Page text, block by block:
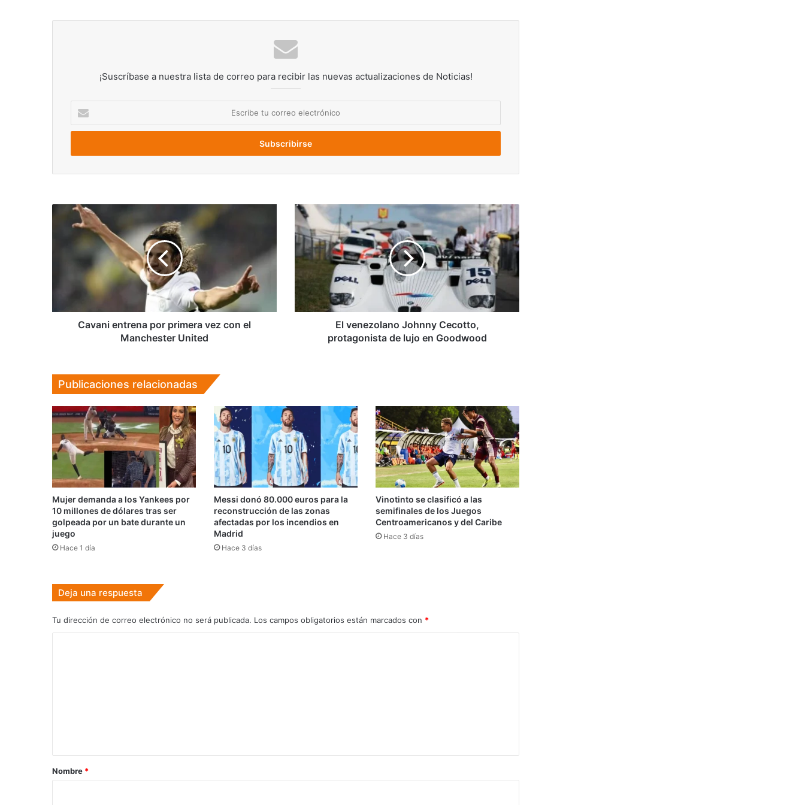
¡Suscríbase a nuestra lista de correo para recibir las nuevas actualizaciones de Noticias!
correo
Cavani
entrena
United
Cavani entrena por primera vez con el
Manchester United
El
venezolano
Johnny
Cecotto,
protagonista
Goodwood
El venezolano Johnny Cecotto,
protagonista de lujo en Goodwood
Publicaciones relacionadas
Mujer demanda a los Yankees por
10 millones de dólares tras ser
golpeada por un bate durante un
juego
Hace 1 día
Messi donó 80.000 euros para la
reconstrucción de las zonas
afectadas por los incendios en
Madrid
Hace 3 días
Vinotinto se clasificó a las
semifinales de los Juegos
Centroamericanos y del Caribe
Hace 3 días
Deja una respuesta
Tu dirección de correo electrónico no será publicada. Los campos obligatorios están marcados con *
rNombre *